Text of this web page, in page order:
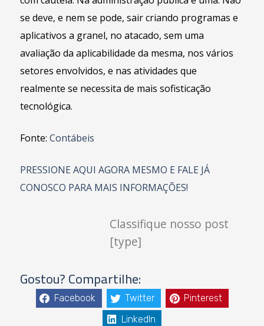
se deve, e nem se pode, sair criando programas e
aplicativos a granel, no atacado, sem uma
avaliação da aplicabilidade da mesma, nos vários
setores envolvidos, e nas atividades que
realmente se necessita de mais sofisticação
tecnológica.
Fonte: Contábeis
PRESSIONE AQUI AGORA MESMO E FALE JÁ
CONOSCO PARA MAIS INFORMAÇÕES!
Classifique nosso post
[type]
Gostou? Compartilhe:
Facebook Twitter
Pinterest
LinkedIn